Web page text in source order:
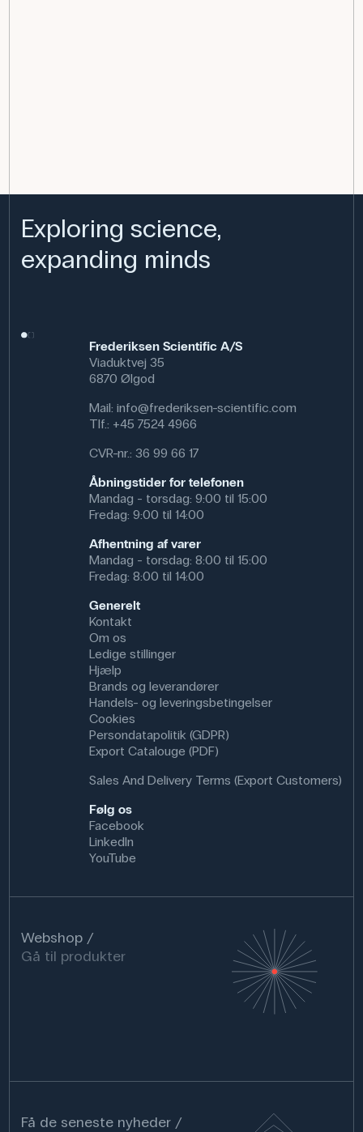
Exploring science,
expanding minds
Frederiksen Scientific A/S
Viaduktvej 35
6870 Ølgod
Mail: info@frederiksen-scientific.com
Tlf.: +45 7524 4966
CVR-nr.: 36 99 66 17
Åbningstider for telefonen
Mandag - torsdag: 9:00 til 15:00
Fredag: 9:00 til 14:00
Afhentning af varer
Mandag - torsdag: 8:00 til 15:00
Fredag: 8:00 til 14:00
Generelt
Kontakt
Om os
Ledige stillinger
Hjælp
Brands og leverandører
Handels- og leveringsbetingelser
Cookies
Persondatapolitik (GDPR)
Export Catalouge (PDF)
Sales And Delivery Terms (Export Customers)
Følg os
Facebook
LinkedIn
YouTube
Webshop
Gå til produkter
Få de seneste nyheder